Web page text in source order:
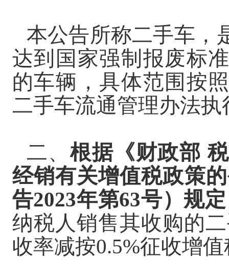
本公告所称二手车，
达到国家强制报废标
的车辆，具体范围按
二手车流通管理办法执
二、根据《财政部
经销有关增值税政策
告2023年第63号）规
纳税人销售其收购的
收率减按0.5%征收增